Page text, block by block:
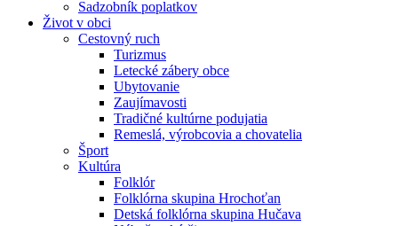
Sadzobník poplatkov
Život v obci
Cestovný ruch
Turizmus
Letecké zábery obce
Ubytovanie
Zaujímavosti
Tradičné kultúrne podujatia
Remeslá, výrobcovia a chovatelia
Šport
Kultúra
Folklór
Folklórna skupina Hrochoťan
Detská folklórna skupina Hučava